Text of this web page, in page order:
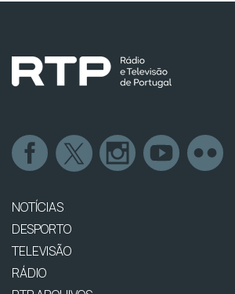
NOTÍCIAS
DESPORTO
TELEVISÃO
RÁDIO